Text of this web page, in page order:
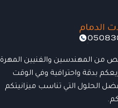
من المهندسين والفنيين المهرة
بدقة واحترافية وفي الوقت
الحلول التي تناسب ميزانيتكم